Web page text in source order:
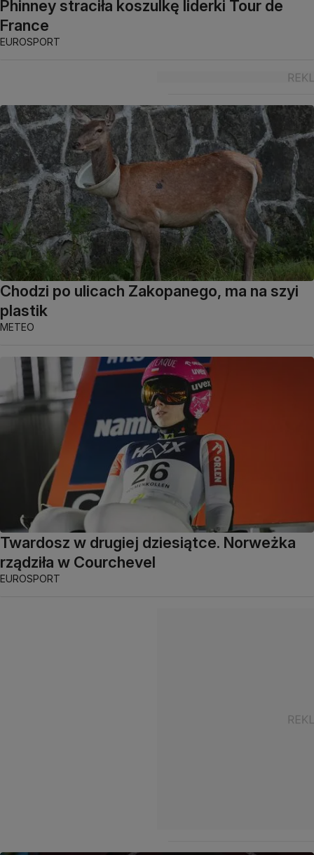
Phinney straciła koszulkę liderki Tour de
France
EUROSPORT
Chodzi po ulicach Zakopanego, ma na szyi
plastik
METEO
Twardosz w drugiej dziesiątce. Norweżka
rządziła w Courchevel
EUROSPORT